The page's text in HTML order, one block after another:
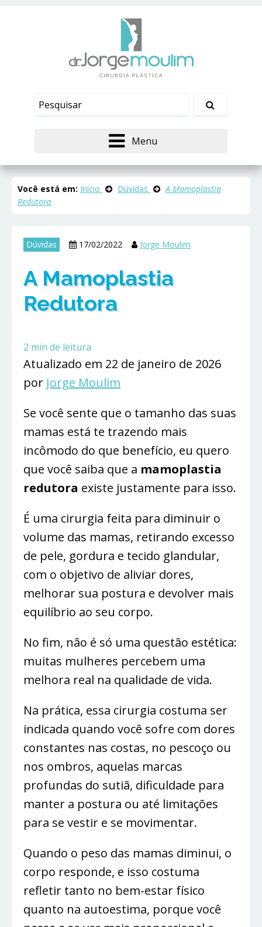
Menu
Você está em: Início Dúvidas
A Mamoplastia
Redutora
Dúvidas 17/02/2022 Jorge Moulim
A Mamoplastia
Redutora
2 min de leitura
Atualizado em 22 de janeiro de 2026
por Jorge Moulim
Se você sente que o tamanho das suas
mamas está te trazendo mais
incômodo do que benefício, eu quero
que você saiba que a mamoplastia
redutora existe justamente para isso.
É uma cirurgia feita para diminuir o
volume das mamas, retirando excesso
de pele, gordura e tecido glandular,
com o objetivo de aliviar dores,
melhorar sua postura e devolver mais
equilíbrio ao seu corpo.
No fim, não é só uma questão estética:
muitas mulheres percebem uma
melhora real na qualidade de vida.
Na prática, essa cirurgia costuma ser
indicada quando você sofre com dores
constantes nas costas, no pescoço ou
nos ombros, aquelas marcas
profundas do sutiã, dificuldade para
manter a postura ou até limitações
para se vestir e se movimentar.
Quando o peso das mamas diminui, o
corpo responde, e isso costuma
refletir tanto no bem-estar físico
quanto na autoestima, porque você